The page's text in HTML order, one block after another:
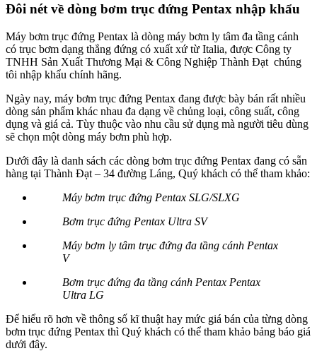
Đôi nét về dòng bơm trục đứng Pentax nhập khẩu
Máy bơm trục đứng Pentax là dòng máy bơm ly tâm đa tầng cánh
có trục bơm dạng thẳng đứng có xuất xứ từ Italia, được Công ty
TNHH Sản Xuất Thương Mại & Công Nghiệp Thành Đạt chúng
tôi nhập khẩu chính hãng.
Ngày nay, máy bơm trục đứng Pentax đang được bày bán rất nhiều
dòng sản phẩm khác nhau đa dạng về chủng loại, công suất, công
dụng và giá cả. Tùy thuộc vào nhu cầu sử dụng mà người tiêu dùng
sẽ chọn một dòng máy bơm phù hợp.
Dưới đây là danh sách các dòng bơm trục đứng Pentax đang có sẵn
hàng tại Thành Đạt – 34 đường Láng, Quý khách có thể tham khảo:
Máy bơm trục đứng Pentax SLG/SLXG
Bơm trục đứng Pentax Ultra SV
Máy bơm ly tâm trục đứng đa tầng cánh Pentax
V
Bơm trục đứng đa tầng cánh Pentax Pentax
Ultra LG
Để hiểu rõ hơn về thông số kĩ thuật hay mức giá bán của từng dòng
bơm trục đứng Pentax thì Quý khách có thể tham khảo bảng báo giá
dưới đây.